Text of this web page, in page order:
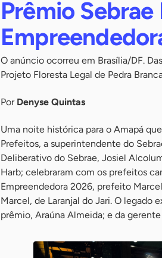
Prêmio
O anúncio ocorreu em Brasília/DF.
Projeto Floresta Legal de Pedra
Por Denyse Quintas
Uma noite histórica para o Amapá
Prefeitos, a superintendente do
Deliberativo do Sebrae, Josiel
Harb; celebraram com os prefeitos
Empreendedora 2026, prefeito
Marcel, de Laranjal do Jari. O legado
prêmio, Araúna Almeida; e da